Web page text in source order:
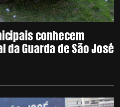
conhecem
Guarda de São José